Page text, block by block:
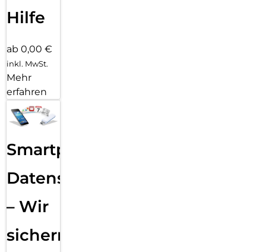
Hilfe
ab 0,00 €
inkl. MwSt.
Mehr
erfahren
Smartphone
Datensicherung
– Wir
sichern